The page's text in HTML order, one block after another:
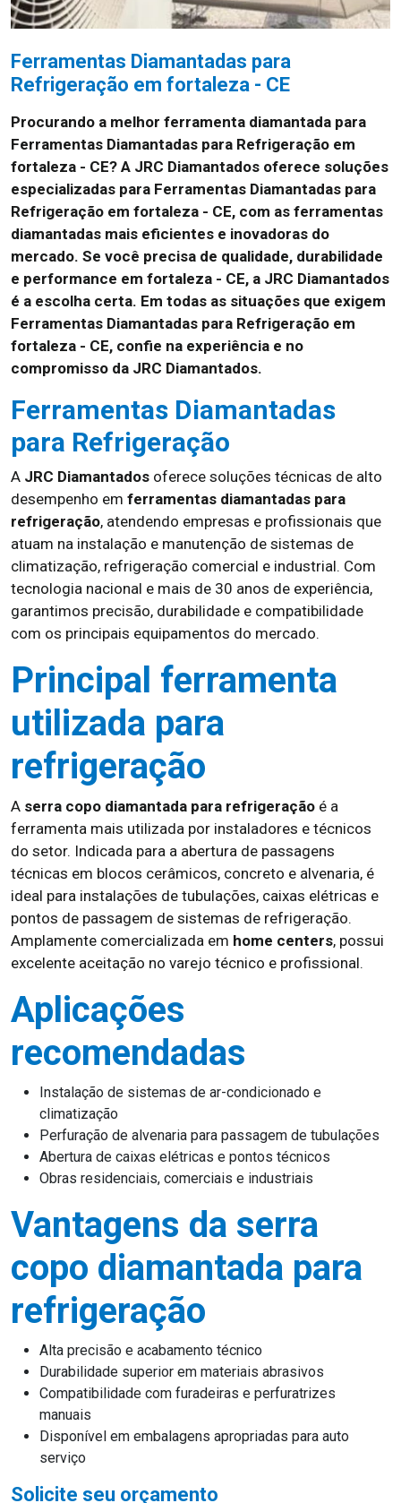
Ferramentas Diamantadas para
Refrigeração em fortaleza - CE
Procurando a melhor ferramenta diamantada para
Ferramentas Diamantadas para Refrigeração em
fortaleza - CE? A JRC Diamantados oferece soluções
especializadas para Ferramentas Diamantadas para
Refrigeração em fortaleza - CE, com as ferramentas
diamantadas mais eficientes e inovadoras do
mercado. Se você precisa de qualidade, durabilidade
e performance em fortaleza - CE, a JRC Diamantados
é a escolha certa. Em todas as situações que exigem
Ferramentas Diamantadas para Refrigeração em
fortaleza - CE, confie na experiência e no
compromisso da JRC Diamantados.
Ferramentas Diamantadas
para Refrigeração
A JRC Diamantados oferece soluções técnicas de alto
desempenho em ferramentas diamantadas para
refrigeração, atendendo empresas e profissionais que
atuam na instalação e manutenção de sistemas de
climatização, refrigeração comercial e industrial. Com
tecnologia nacional e mais de 30 anos de experiência,
garantimos precisão, durabilidade e compatibilidade
com os principais equipamentos do mercado.
Principal ferramenta
utilizada para
refrigeração
A serra copo diamantada para refrigeração é a
ferramenta mais utilizada por instaladores e técnicos
do setor. Indicada para a abertura de passagens
técnicas em blocos cerâmicos, concreto e alvenaria, é
ideal para instalações de tubulações, caixas elétricas e
pontos de passagem de sistemas de refrigeração.
Amplamente comercializada em home centers, possui
excelente aceitação no varejo técnico e profissional.
Aplicações
recomendadas
Instalação de sistemas de ar-condicionado e
climatização
Perfuração de alvenaria para passagem de tubulações
Abertura de caixas elétricas e pontos técnicos
Obras residenciais, comerciais e industriais
Vantagens da serra
copo diamantada para
refrigeração
Alta precisão e acabamento técnico
Durabilidade superior em materiais abrasivos
Compatibilidade com furadeiras e perfuratrizes
manuais
Disponível em embalagens apropriadas para auto
serviço
Solicite seu orçamento